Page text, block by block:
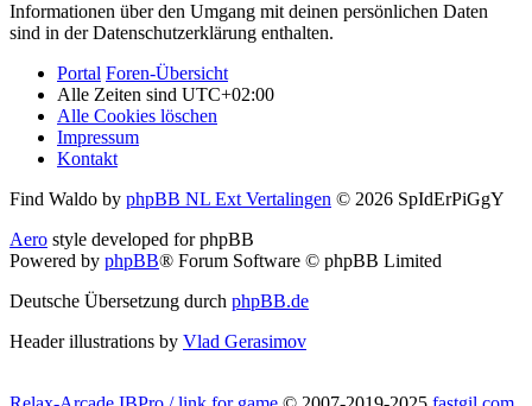
Informationen über den Umgang mit deinen persönlichen Daten
sind in der Datenschutzerklärung enthalten.
Portal Foren-Übersicht
Alle Zeiten sind UTC+02:00
Alle Cookies löschen
Impressum
Kontakt
Find Waldo by phpBB NL Ext Vertalingen © 2026 SpIdErPiGgY
Aero style developed for phpBB
Powered by phpBB® Forum Software © phpBB Limited
Deutsche Übersetzung durch phpBB.de
Header illustrations by Vlad Gerasimov